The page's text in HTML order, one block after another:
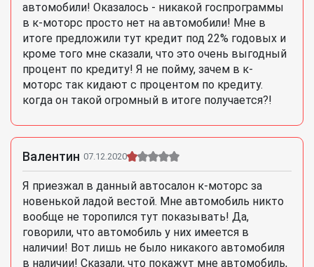
автомобили! Оказалось - никакой госпрограммы
в к-моторс просто нет на автомобили! Мне в
итоге предложили тут кредит под 22% годовых и
кроме того мне сказали, что это очень выгодный
процент по кредиту! Я не пойму, зачем в к-
моторс так кидают с процентом по кредиту.
когда он такой огромный в итоге получается?!
Валентин 07.12.2020
Я приезжал в данный автосалон к-моторс за
новенькой ладой вестой. Мне автомобиль никто
вообще не торопился тут показывать! Да,
говорили, что автомобиль у них имеется в
наличии! Вот лишь не было никакого автомобиля
в наличии! Сказали, что покажут мне автомобиль,